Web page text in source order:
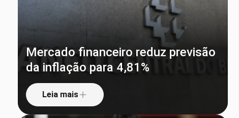
Mercado financeiro reduz previsão
da inflação para 4,81%
Leia mais